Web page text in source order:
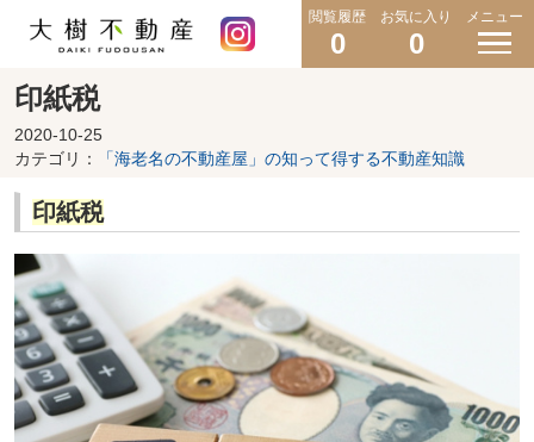
閲覧履歴
0
お気に入り
0
メニュー
印紙税
2020-10-25
カテゴリ：
「海老名の不動産屋」の知って得する不動産知識
印紙税